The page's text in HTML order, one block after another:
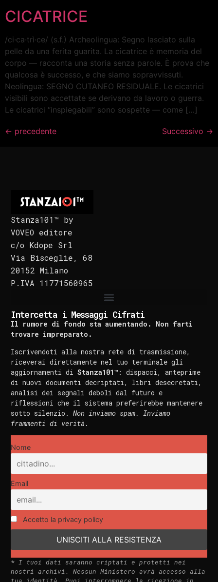
CICATRICE
/ci·ca·trì·ce/ (s.f.) Archeolingua: Segno lasciato sulla
pelle da una ferita guarita. La cicatrice è memoria del
corpo — racconta una storia senza parole. È prova che
qualcosa è successo, e che siamo sopravvissuti.
Neolingua: SEGNO CUTANEO RESIDUALE. Le cicatrici
visibili sono accettate se derivano da lavoro o guerra.
Le cicatrici “inspiegabili” sono sospette — come […]
← precedente Successivo →
Stanza101™ by
VOVEO editore
c/o Kdope Srl
Via Bisceglie, 68
20152 Milano
P.IVA 11771560965
Intercetta i Messaggi Cifrati
Il rumore di fondo sta aumentando. Non farti
trovare impreparato.
Iscrivendoti alla nostra rete di trasmissione,
riceverai direttamente nel tuo terminale gli
aggiornamenti diStanza101™ : dispacci, anteprime
di nuovi documenti decriptati, libri desecretati,
analisi dei segnali deboli dal futuro e
riflessioni che il sistema preferirebbe mantenere
sotto silenzio.Non inviamo spam. Inviamo
frammenti di verità.
Nome
Email
Accetto la privacy policy
*I tuoi dati saranno criptati e protetti nei
nostri archivi. Nessun Ministero avrà accesso alla